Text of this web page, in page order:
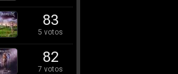
83
5 votos
82
7 votos